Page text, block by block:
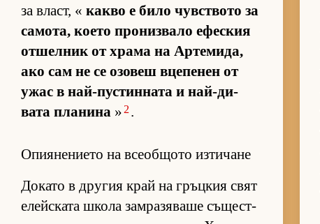
за власт, « какво е било чув­с­т­вото за
са­мо­та, ко­ето про­низ­вало ефес­кия
от­шел­ник от храма на Ар­те­ми­да,
ако сам не се озо­веш вце­пе­нен от
ужас в най-пус­тин­ната и най-ди­
вата пла­нина » 2 .
Опиянението на всеобщото изтичане
До­като в дру­гия край на гръц­кия свят
елейс­ката школа зам­ра­зя­ваше съ­щес­т­